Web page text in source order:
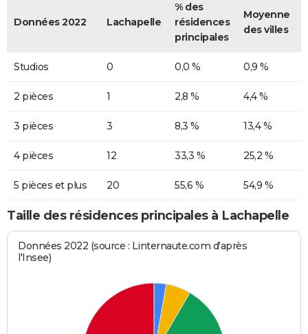
Données 2022 Lachapelle
% des
résidences
principales
Moyenne
des villes
Studios 0 0,0 % 0,9 %
2 pièces 1 2,8 % 4,4 %
3 pièces 3 8,3 % 13,4 %
4 pièces 12 33,3 % 25,2 %
5 pièces et plus 20 55,6 % 54,9 %
Taille des résidences principales à Lachapelle
Données 2022 (source : Linternaute.com d'après
l'Insee)